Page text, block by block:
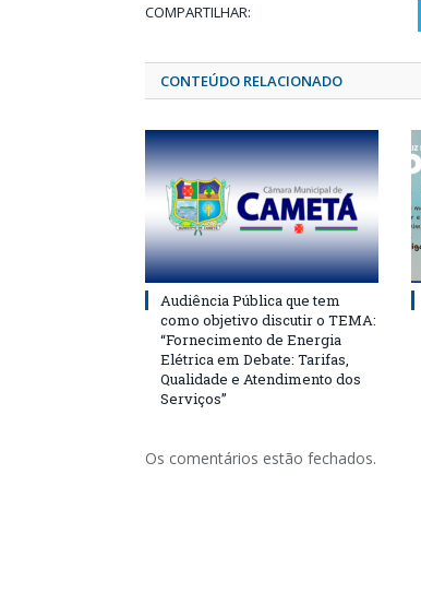
COMPARTILHAR:
CONTEÚDO RELACIONADO
Audiência Pública que tem
como objetivo discutir o TEMA:
“Fornecimento de Energia
Elétrica em Debate: Tarifas,
Qualidade e Atendimento dos
Serviços”
Os comentários estão fechados.